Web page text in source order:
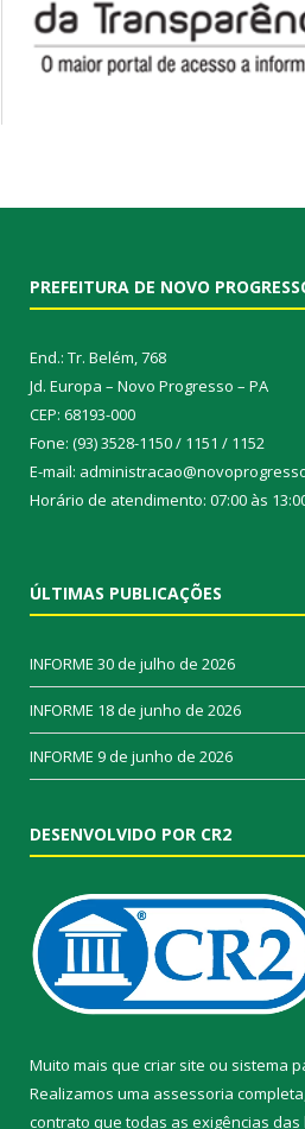
PREFEITURA DE NOVO
End.: Tr. Belém, 768
Jd. Europa – Novo Progresso – PA
CEP: 68193-000
Fone: (93) 3528-1150 / 1151 / 1152
E-mail:
Horário de atendimento: 07:00 às
ÚLTIMAS PUBLICAÇÕES
INFORME 30 de julho de 2026
INFORME 18 de junho de 2026
INFORME 9 de junho de 2026
DESENVOLVIDO POR CR2
Muito mais que criar site ou sistema
Realizamos uma assessoria
contrato que todas as exigências das